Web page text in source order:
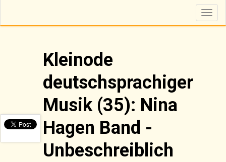
T
o
g
Kleinode
deutschsprachiger
Musik (35): Nina
Hagen Band -
Unbeschreiblich